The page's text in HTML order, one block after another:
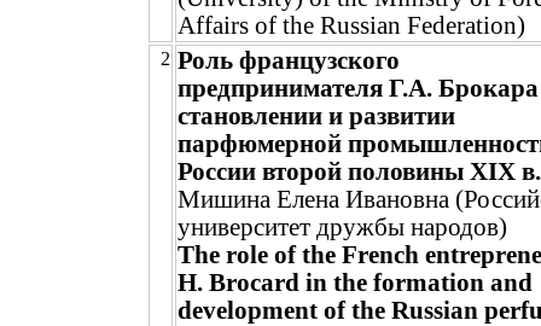
Affairs of the Russian Federation)
2 Роль французского
предпринимателя Г.А.
становлении и развитии
парфюмерной
России второй половины XIX в.
Мишина Елена Ивановна
университет дружбы народов)
The role of the French
H. Brocard in the formation and
development of the Russian